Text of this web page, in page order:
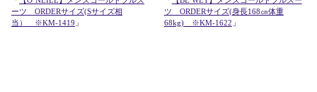
ーツ ORDERサイズ(Sサイズ相
当） ※KM-1419 」
ツ ORDERサイズ(身長168㎝体重
68kg) ※KM-1622 」